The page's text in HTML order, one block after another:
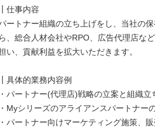
┃仕事内容
ートナー組織の立ち上げをし、当社の
ら、総合人材会社やRPO、広告代理店な
い、貢献利益を拡大いただきます。
┃具体的業務内容例
・パートナー(代理店)戦略の立案と組織立
・Myシリーズのアライアンスパートナー
・パートナー向けマーケティング施策、